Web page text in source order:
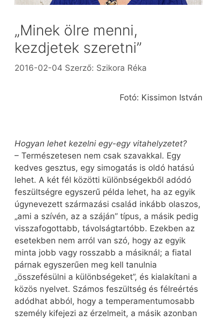
„Minek ölre menni,
kezdjetek szeretni”
2016-02-04 Szerző: Szikora Réka
Fotó: Kissimon István
Hogyan lehet kezelni egy-egy vitahelyzetet?
– Természetesen nem csak szavakkal. Egy
kedves gesztus, egy simogatás is oldó hatású
lehet. A két fél közötti különbségekből adódó
feszültségre egyszerű példa lehet, ha az egyik
úgynevezett származási család inkább olaszos,
„ami a szívén, az a száján” típus, a másik pedig
visszafogottabb, távolságtartóbb. Ezekben az
esetekben nem arról van szó, hogy az egyik
minta jobb vagy rosszabb a másiknál; a fiatal
párnak egyszerűen meg kell tanulnia
„összefésülni a különbségeket”, és kialakítani a
közös nyelvet. Számos feszültség és félreértés
adódhat abból, hogy a temperamentumosabb
személy kifejezi az érzelmeit, a másik azonban